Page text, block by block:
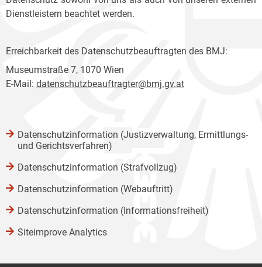
Dienstleistern beachtet werden.
Erreichbarkeit des Datenschutzbeauftragten des BMJ:
Museumstraße 7, 1070 Wien
E-Mail: datenschutzbeauftragter@bmj.gv.at
Datenschutzinformation (Justizverwaltung, Ermittlungs-
und Gerichtsverfahren)
Datenschutzinformation (Strafvollzug)
Datenschutzinformation (Webauftritt)
Datenschutzinformation (Informationsfreiheit)
Siteimprove Analytics